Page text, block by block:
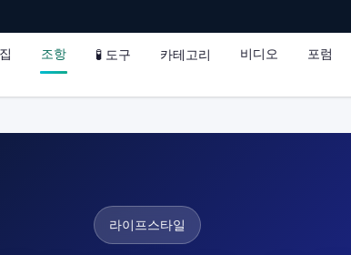
집 조항 🧪 도구 카테고리 비디오 포럼
라이프스타일